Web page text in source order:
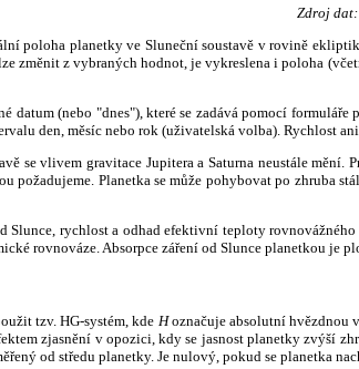
Zdroj dat:
poloha planetky ve Sluneční soustavě v rovině
změnit z vybraných hodnot, je vykreslena i poloha
(nebo "dnes"), které se zadává pomocí
den, měsíc nebo rok (uživatelská volba). Rychlost
se vlivem gravitace Jupitera a Saturna neustále
požadujeme. Planetka se může pohybovat po
rychlost a odhad efektivní teploty
rovnováze. Absorpce záření od Slunce planetkou je
tzv. HG-systém, kde Hoznačuje absolutní hvězdnou
zjasnění v opozici, kdy se jasnost planetky zvýší
od středu planetky. Je nulový, pokud se planetka